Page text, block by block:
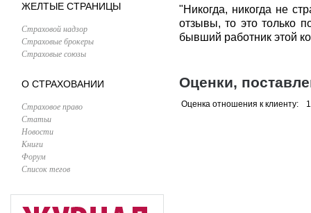
ЖЕЛТЫЕ СТРАНИЦЫ
Страховой надзор
Страховые брокеры
Страховые союзы
О СТРАХОВАНИИ
Страховое право
Статьи
Новости
Книги
Форум
Список тегов
"Никогда, никогда не
отзывы, то это только
бывший работник этой
Оценки,
Оценка отношения к клиенту: 1